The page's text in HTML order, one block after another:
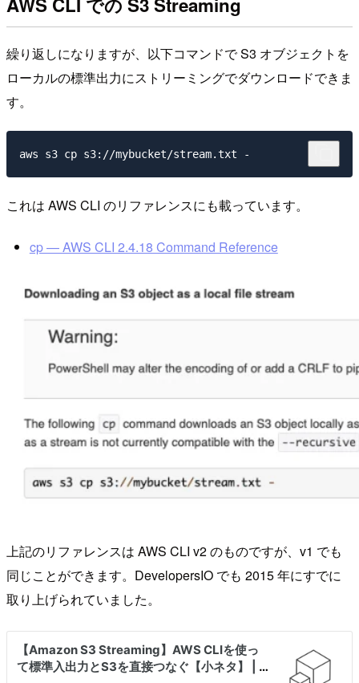
繰り返しになりますが、以下コマンドで S3 オブジェクトを
ローカルの標準出力にストリーミングでダウンロードできま
す。
これは AWS CLI のリファレンスにも載っています。
cp — AWS CLI 2.4.18 Command Reference
上記のリファレンスは AWS CLI v2 のものですが、v1 でも
同じことができます。DevelopersIO でも 2015 年にすでに
取り上げられていました。